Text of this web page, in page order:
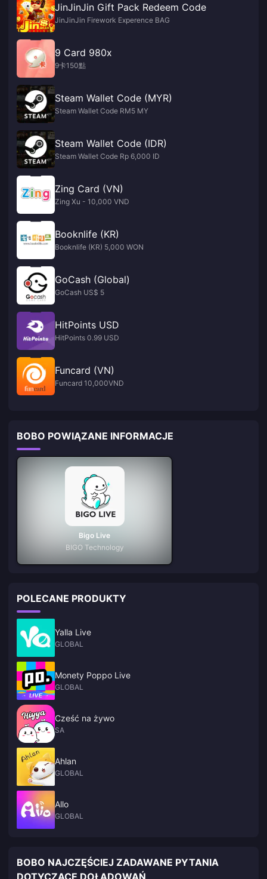
JinJinJin Gift Pack Redeem Code
JinJinJin Firework Experence BAG
9 Card 980x
9卡150點
Steam Wallet Code (MYR)
Steam Wallet Code RM5 MY
Steam Wallet Code (IDR)
Steam Wallet Code Rp 6,000 ID
Zing Card (VN)
Zing Xu - 10,000 VND
Booknlife (KR)
Booknlife (KR) 5,000 WON
GoCash (Global)
GoCash US$ 5
HitPoints USD
HitPoints 0.99 USD
Funcard (VN)
Funcard 10,000VND
BOBO POWIĄZANE INFORMACJE
Bigo Live
BIGO Technology
POLECANE PRODUKTY
Yalla Live
GLOBAL
Monety Poppo Live
GLOBAL
Cześć na żywo
SA
Ahlan
GLOBAL
Allo
GLOBAL
BOBO NAJCZĘŚCIEJ ZADAWANE PYTANIA
DOTYCZĄCE DOŁADOWAŃ